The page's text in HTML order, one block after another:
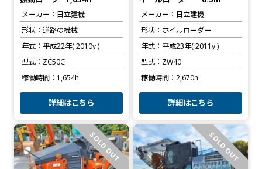
メーカー
日立建機
形状
道路の機械
年式
平成22年( 2010y )
型式
ZC50C
稼働時間
1,654h
詳細はこちら
メーカー
日立建機
形状
ホイルローダー
年式
平成23年( 2011y )
型式
ZW40
稼働時間
2,670h
詳細はこちら
SOLD OUT SOLD OUT